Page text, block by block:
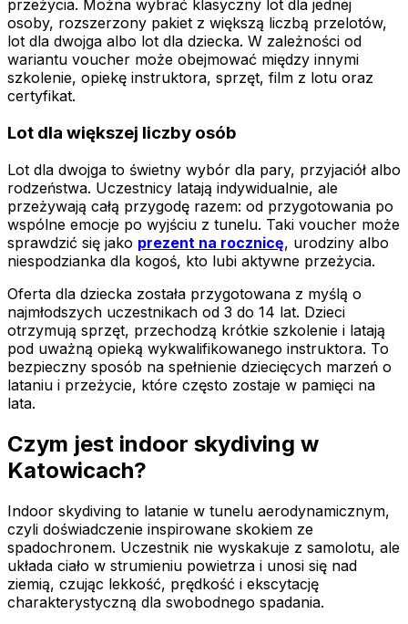
przeżycia. Można wybrać klasyczny lot dla jednej
osoby, rozszerzony pakiet z większą liczbą przelotów,
lot dla dwojga albo lot dla dziecka. W zależności od
wariantu voucher może obejmować między innymi
szkolenie, opiekę instruktora, sprzęt, film z lotu oraz
certyfikat.
Lot dla większej liczby osób
Lot dla dwojga to świetny wybór dla pary, przyjaciół albo
rodzeństwa. Uczestnicy latają indywidualnie, ale
przeżywają całą przygodę razem: od przygotowania po
wspólne emocje po wyjściu z tunelu. Taki voucher może
sprawdzić się jako prezent na rocznicę, urodziny albo
niespodzianka dla kogoś, kto lubi aktywne przeżycia.
Oferta dla dziecka została przygotowana z myślą o
najmłodszych uczestnikach od 3 do 14 lat. Dzieci
otrzymują sprzęt, przechodzą krótkie szkolenie i latają
pod uważną opieką wykwalifikowanego instruktora. To
bezpieczny sposób na spełnienie dziecięcych marzeń o
lataniu i przeżycie, które często zostaje w pamięci na
lata.
Czym jest indoor skydiving w
Katowicach?
Indoor skydiving to latanie w tunelu aerodynamicznym,
czyli doświadczenie inspirowane skokiem ze
spadochronem. Uczestnik nie wyskakuje z samolotu, ale
układa ciało w strumieniu powietrza i unosi się nad
ziemią, czując lekkość, prędkość i ekscytację
charakterystyczną dla swobodnego spadania.